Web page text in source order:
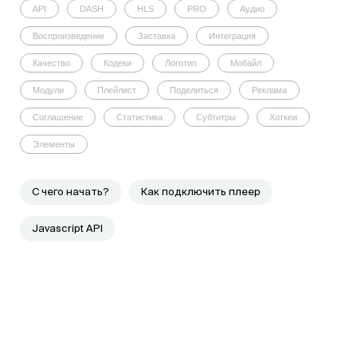
API DASH HLS PRO Аудио
Воспроизведение Заставка Интеграция
Качество Кодеки Логотип Мобайл
Модули Плейлист Поделиться Реклама
Соглашение Статистика Субтитры Хоткеи
Элементы
C чего начать? Как подключить плеер
Javascript API